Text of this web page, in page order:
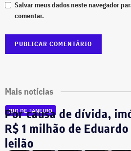
Salvar meus dados neste navegador
comentar.
Mais notícias
RIO DE JANEIRO
Por causa de dívida,
R$ 1 milhão de
leilão